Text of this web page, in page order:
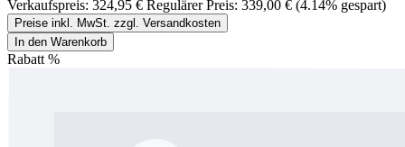
Verkaufspreis: 324,95 € Regulärer Preis: 339,00 € (4.14% gespart)
Preise inkl. MwSt. zzgl. Versandkosten
In den Warenkorb
Rabatt %